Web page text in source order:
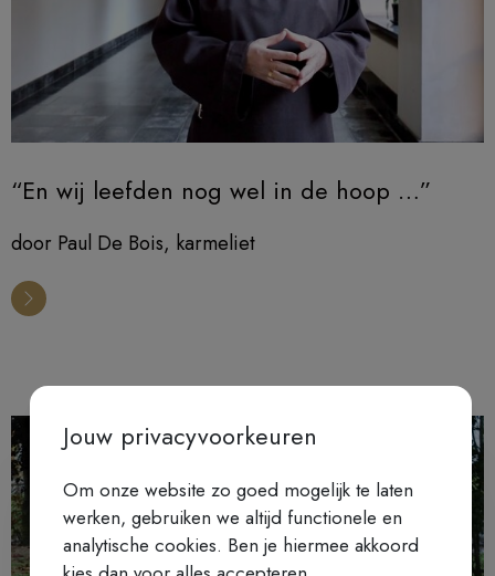
“En wij leefden nog wel in de hoop …”
door Paul De Bois, karmeliet
Jouw privacyvoorkeuren
Om onze website zo goed mogelijk te laten
werken, gebruiken we altijd functionele en
analytische cookies. Ben je hiermee akkoord